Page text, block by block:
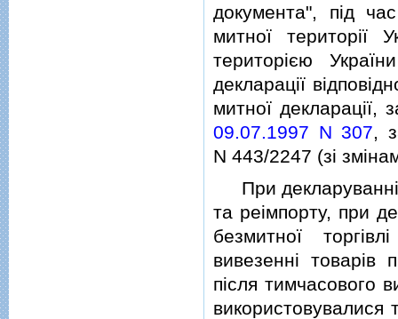
документа", пiд
митної територiї
територiєю
декларацiї
митної декларацiї,
09.07.1997 N 307,
N 443/2247 (зi
При декларуваннi
та реiмпорту, при
безмитної
вивезеннi товарiв
пiсля тимчасового